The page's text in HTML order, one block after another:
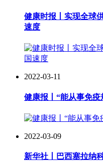
健康时报丨实现全球
速度
2022-03-11
健康报丨“能从事免
2022-03-09
新华社丨巴西塞拉纳